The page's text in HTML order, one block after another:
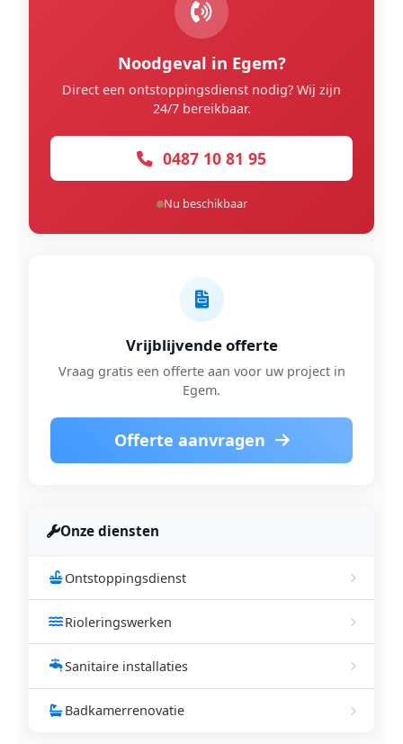
Noodgeval in Egem?
Direct een ontstoppingsdienst nodig? Wij zijn
24/7 bereikbaar.
0487 10 81 95
Nu beschikbaar
Vrijblijvende offerte
Vraag gratis een offerte aan voor uw project in
Egem.
Offerte aanvragen
Onze diensten
Ontstoppingsdienst
Rioleringswerken
Sanitaire installaties
Badkamerrenovatie